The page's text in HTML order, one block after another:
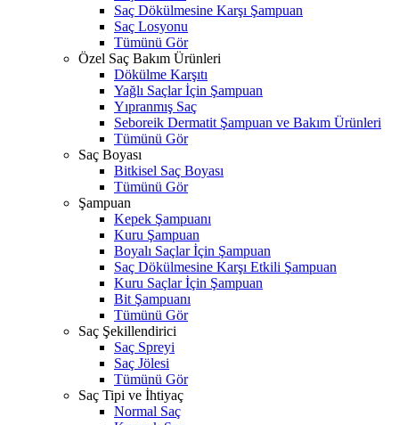
Saç Dökülmesine Karşı Şampuan
Saç Losyonu
Tümünü Gör
Özel Saç Bakım Ürünleri
Dökülme Karşıtı
Yağlı Saçlar İçin Şampuan
Yıpranmış Saç
Seboreik Dermatit Şampuan ve Bakım Ürünleri
Tümünü Gör
Saç Boyası
Bitkisel Saç Boyası
Tümünü Gör
Şampuan
Kepek Şampuanı
Kuru Şampuan
Boyalı Saçlar İçin Şampuan
Saç Dökülmesine Karşı Etkili Şampuan
Kuru Saçlar İçin Şampuan
Bit Şampuanı
Tümünü Gör
Saç Şekillendirici
Saç Spreyi
Saç Jölesi
Tümünü Gör
Saç Tipi ve İhtiyaç
Normal Saç